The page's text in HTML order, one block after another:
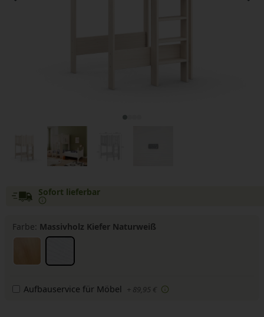
Sofort lieferbar
Farbe: Massivholz Kiefer Naturweiß
Aufbauservice für Möbel + 89,95 €